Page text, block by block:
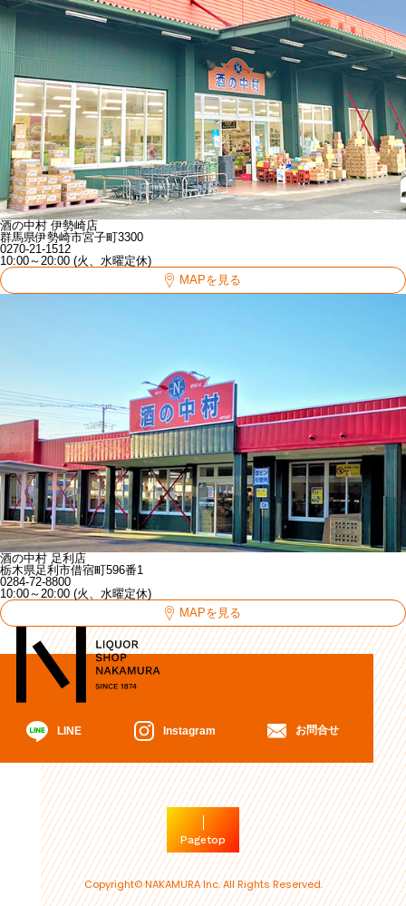
酒の中村 伊勢崎店
群馬県伊勢崎市宮子町3300
0270-21-1512
10:00～20:00 (火、水曜定休)
MAPを見る
酒の中村 足利店
栃木県足利市借宿町596番1
0284-72-8800
10:00～20:00 (火、水曜定休)
MAPを見る
LINE Instagram お問合せ
Pagetop
Copyright© NAKAMURA Inc. All Rights Reserved.